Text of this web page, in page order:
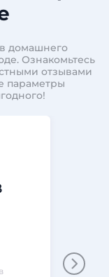
домашнего
Ознакомьтесь
отзывами
параметры